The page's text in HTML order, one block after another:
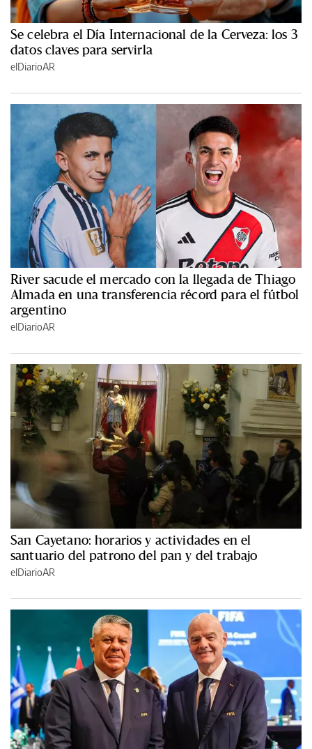
Se celebra el Día Internacional de la Cerveza: los 3
datos claves para servirla
elDiarioAR
River sacude el mercado con la llegada de Thiago
Almada en una transferencia récord para el fútbol
argentino
elDiarioAR
San Cayetano: horarios y actividades en el
santuario del patrono del pan y del trabajo
elDiarioAR